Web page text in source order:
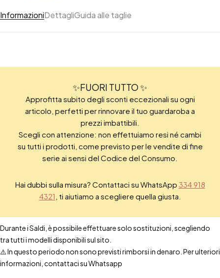
InformazioniDettagliGuida alle taglie
✨FUORI TUTTO ✨
Approfitta subito degli sconti eccezionali su ogni
articolo, perfetti per rinnovare il tuo guardaroba a
prezzi imbattibili.
Scegli con attenzione: non effettuiamo resi né cambi
su tutti i prodotti, come previsto per le vendite di fine
serie ai sensi del Codice del Consumo.
Hai dubbi sulla misura? Contattaci su WhatsApp 334 918
4321 , ti aiutiamo a scegliere quella giusta.
Durante i Saldi, è possibile effettuare solo sostituzioni, scegliendo
tra tutti i modelli disponibili sul sito.
⚠️ In questo periodo non sono previsti rimborsi in denaro. Per ulteriori
informazioni, contattaci su Whatsapp